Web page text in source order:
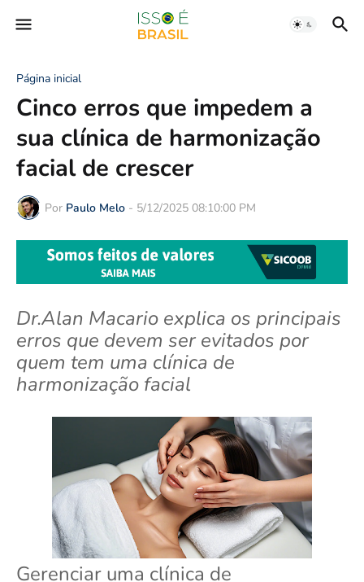
Página inicial
Cinco erros que impedem a
sua clínica de harmonização
facial de crescer
Por Paulo Melo - 5/12/2025 08:10:00 PM
Dr.Alan Macario explica os principais
erros que devem ser evitados por
quem tem uma clínica de
harmonização facial
Gerenciar uma clínica de